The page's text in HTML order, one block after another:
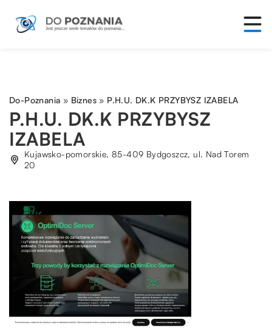
Do-Poznania » Biznes » P.H.U. DK.K PRZYBYSZ IZABELA
P.H.U. DK.K PRZYBYSZ
IZABELA
Kujawsko-pomorskie, 85-409 Bydgoszcz, ul. Nad Torem
20